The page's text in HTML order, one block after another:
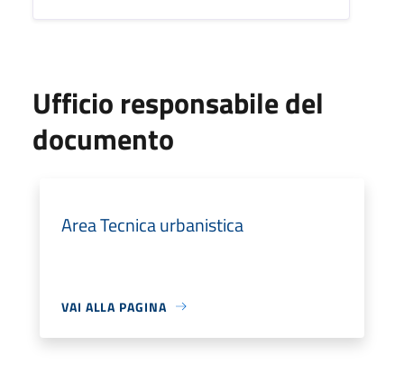
Ufficio responsabile del
documento
Area Tecnica urbanistica
VAI ALLA PAGINA